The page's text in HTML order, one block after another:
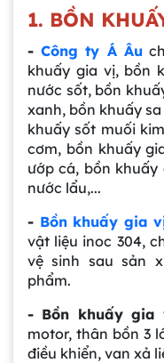
1. BỒN
-Công ty Á Âu
khuấy gia vị, bồn
nước sốt, bồn
xanh, bồn khuấy
khuấy sốt muối
cơm, bồn khuấy
ướp cá, bồn
nước lẩu,...
- Bồn khuấy gia
vật liệu inoc 304,
vệ sinh sau sản
phẩm.
- Bồn khuấy gia
motor, thân bồn 3
điều khiển, van xả